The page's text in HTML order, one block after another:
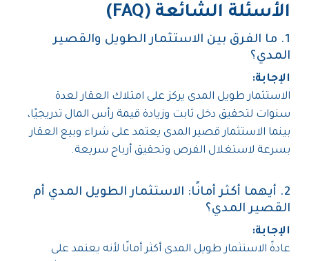
الأسئلة الشائعة (FAQ)
1. ما الفرق بين الاستثمار الطويل والقصير
المدي؟
الإجابة:
الاستثمار طويل المدى يركز على امتلاك العقار لعدة
سنوات لتحقيق دخل ثابت وزيادة قيمة رأس المال تدريجيًا،
بينما الاستثمار قصير المدى يعتمد على شراء وبيع العقار
بسرعة لاستغلال الفرص وتحقيق أرباح سريعة.
2. أيهما أكثر أمانًا: الاستثمار الطويل المدي أم
القصير المدي؟
الإجابة:
عادةً الاستثمار طويل المدى أكثر أمانًا لأنه يعتمد على